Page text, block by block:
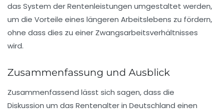
das System derRentenleistungen umgestaltet werden,
um die Vorteile eines längeren Arbeitslebens zu fördern,
ohne dass dies zu einer Zwangsarbeitsverhältnisses
wird.
Zusammenfassung und Ausblick
Zusammenfassend lässt sich sagen, dass die
Diskussion um das Rentenalterin Deutschland einen